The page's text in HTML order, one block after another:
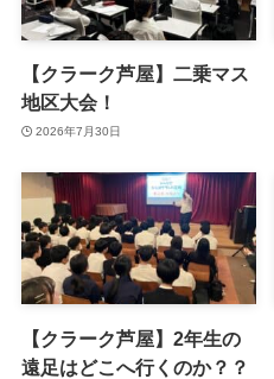
【クラーク芦屋】二乗マス
地区大会！
2026年7月30日
【クラーク芦屋】2年生の
遠足はどこへ行くのか？？